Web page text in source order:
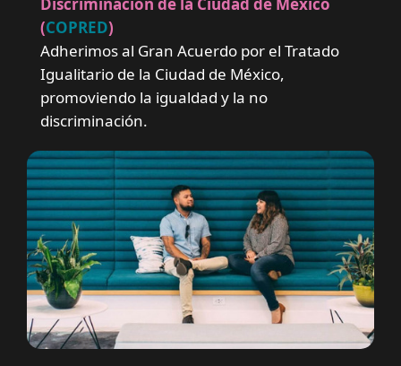
(COPRED)
Adherimos al Gran Acuerdo por el Tratado
Igualitario de la Ciudad de México,
promoviendo la igualdad y la no
discriminación.